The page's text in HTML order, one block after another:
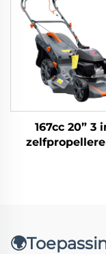
167cc 20” 3